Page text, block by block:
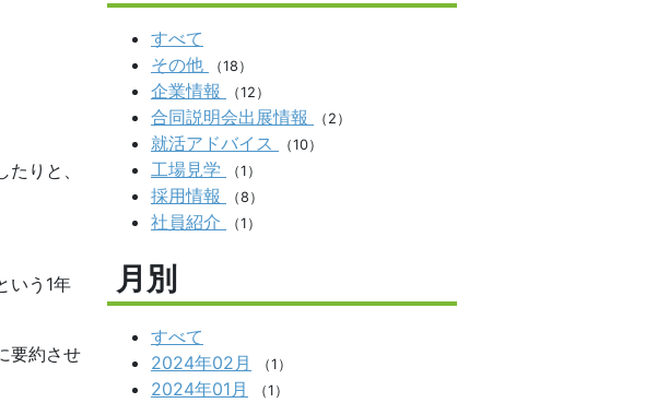
りと、
いう1年
要約させ
すべて
その他
（18）
企業情報 （12）
合同説明会出展情報 （2）
就活アドバイス （10）
工場見学 （1）
採用情報 （8）
社員紹介 （1）
月別
すべて
2024年02月
（1）
2024年01月 （1）